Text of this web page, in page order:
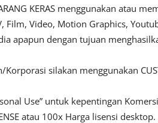
KERAS menggunakan atau
Video, Motion Graphics,
apapun dengan tujuan
silakan menggunakan
Use” untuk kepentingan
atau 100x Harga lisensi desktop.